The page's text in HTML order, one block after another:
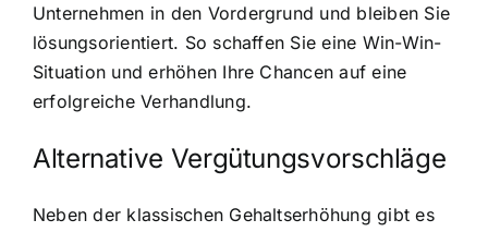
Unternehmen in den Vordergrund und bleiben Sie
lösungsorientiert. So schaffen Sie eine Win-Win-
Situation und erhöhen Ihre Chancen auf eine
erfolgreiche Verhandlung.
Alternative Vergütungsvorschläge
Neben der klassischen Gehaltserhöhung gibt es